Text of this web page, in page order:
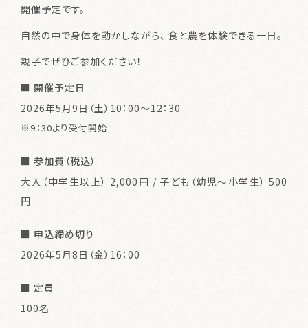
開催予定です。
自然の中で身体を動かしながら、 食と農を体験できる一日。
親子でぜひご参加ください！
■ 開催予定日
2026年5月9日（土）10：00～12：30
※9：30より受付開始
■ 参加費（税込）
大人（中学生以上） 2,000円 / 子ども（幼児～小学生） 500
円
■ 申込締め切り
2026年5月8日（金）16：00
■ 定員
100名